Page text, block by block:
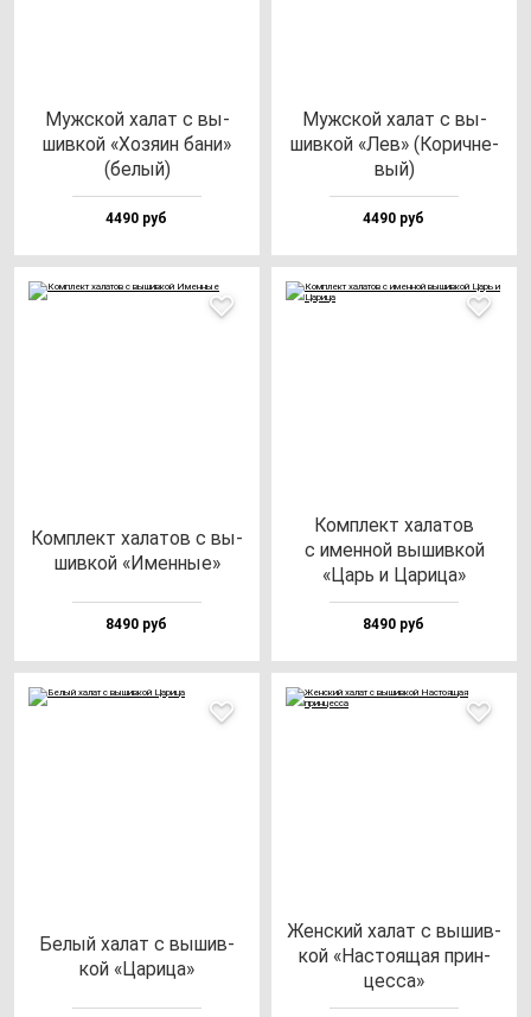
Муж­ской ха­лат с вы­
шив­кой «Хозя­ин ба­ни»
(бе­лый)
4490 руб
Муж­ской ха­лат с вы­
шив­кой «Лев» (Корич­не­
вый)
4490 руб
Ком­плект ха­ла­тов с вы­
шив­кой «Имен­ные»
8490 руб
Ком­плект ха­ла­тов
с имен­ной вы­шив­кой
«Царь и Цари­ца»
8490 руб
Белый ха­лат с вы­шив­
кой «Цари­ца»
Жен­ский ха­лат с вы­шив­
кой «Нас­то­ящая прин­
цес­са»